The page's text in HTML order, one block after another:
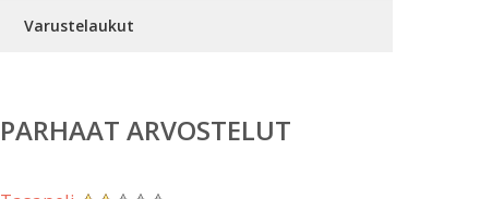
Varustelaukut
PARHAAT ARVOSTELUT